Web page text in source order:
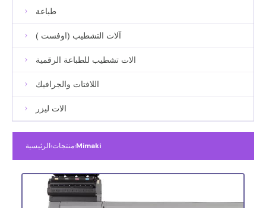
طباعة
آلات التشطيب (اوفست )
الات تشطيب للطباعة الرقمية
اللافتات والجرافيك
الات ليزر
الرئيسية›منتجات›Mimaki